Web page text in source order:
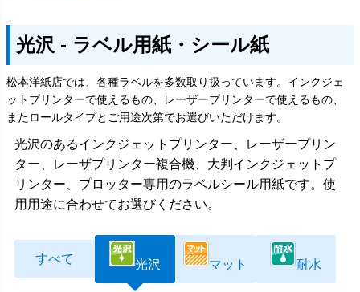
光沢 - ラベル用紙・シール紙
松本洋紙店では、各種ラベルを多数取り扱っています。インクジェ
ットプリンターで使えるもの、レーザープリンターで使えるもの、
またロールタイプとご用途次第でお選びいただけます。
光沢のあるインクジェットプリンター、レーザープリン
ター、レーザプリンター複合機、大判インクジェットプ
リンター、プロッター専用のラベルシール用紙です。使
用用途に合わせてお選びください。
すべて 光沢 マット 耐水